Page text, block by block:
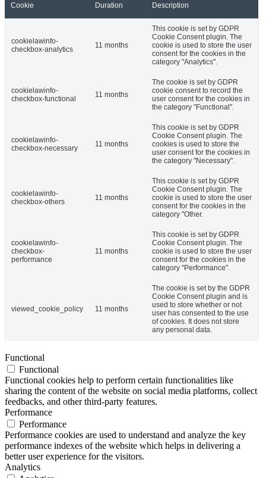
Cookie Duration Description
cookielawinfo-
checkbox-analytics
11 months
This cookie is set by GDPR
Cookie Consent plugin. The
cookie is used to store the user
consent for the cookies in the
category "Analytics".
cookielawinfo-
checkbox-functional
11 months
The cookie is set by GDPR
cookie consent to record the
user consent for the cookies in
the category "Functional".
cookielawinfo-
checkbox-necessary
11 months
This cookie is set by GDPR
Cookie Consent plugin. The
cookies is used to store the
user consent for the cookies in
the category "Necessary".
cookielawinfo-
checkbox-others
11 months
This cookie is set by GDPR
Cookie Consent plugin. The
cookie is used to store the user
consent for the cookies in the
category "Other.
cookielawinfo-
checkbox-
performance
11 months
This cookie is set by GDPR
Cookie Consent plugin. The
cookie is used to store the user
consent for the cookies in the
category "Performance".
viewed_cookie_policy 11 months
The cookie is set by the GDPR
Cookie Consent plugin and is
used to store whether or not
user has consented to the use
of cookies. It does not store
any personal data.
Functional
Functional
Functional cookies help to perform certain functionalities like
sharing the content of the website on social media platforms, collect
feedbacks, and other third-party features.
Performance
Performance
Performance cookies are used to understand and analyze the key
performance indexes of the website which helps in delivering a
better user experience for the visitors.
Analytics